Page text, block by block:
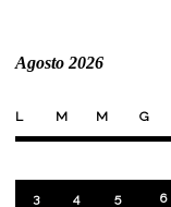
Agosto 2026
L M M G
3 4 5 6